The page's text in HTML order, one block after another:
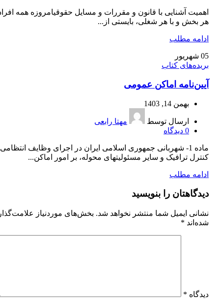
اهمیت آشنایی با قانون و مقررات و مسایل حقوقیامروزه همه
هر بخش و با هر شغلی، بایستی از...
ادامه مطلب
05 شهریور
بریده‌های کتاب
آیین‌‌نامه اماکن عمومی
بهمن 14, 1403
ارسال توسط
مهتا رابعی
0 دیدگاه
‌ماده 1- شهربانی جمهوری اسلامی ایران در اجرای وظایف
کنترل ترافیک و سایر مسئولیتهای محوله، بر امور اماکن...
ادامه مطلب
دیدگاهتان را بنویسید
نشانی ایمیل شما منتشر نخواهد شد. بخش‌های موردنیاز
شده‌اند *
دیدگاه *